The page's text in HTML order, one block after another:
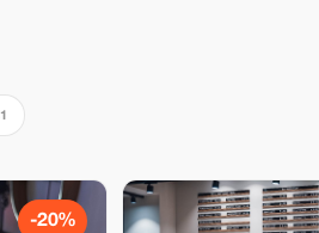
1
-20%